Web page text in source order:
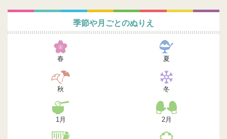
季節や月ごとのぬりえ
春 夏
秋 冬
1月 2月